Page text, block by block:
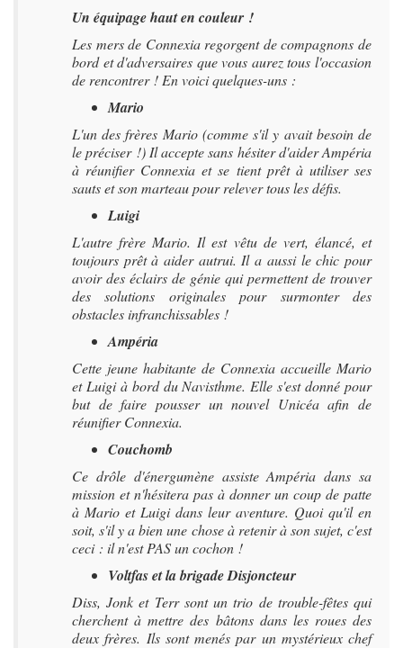
Un équipage haut en couleur !
Les mers de Connexia regorgent de compagnons de
bord et d'adversaires que vous aurez tous l'occasion
de rencontrer ! En voici quelques-uns :
Mario
L'un des frères Mario (comme s'il y avait besoin de
le préciser !) Il accepte sans hésiter d'aider Ampéria
à réunifier Connexia et se tient prêt à utiliser ses
sauts et son marteau pour relever tous les défis.
Luigi
L'autre frère Mario. Il est vêtu de vert, élancé, et
toujours prêt à aider autrui. Il a aussi le chic pour
avoir des éclairs de génie qui permettent de trouver
des solutions originales pour surmonter des
obstacles infranchissables !
Ampéria
Cette jeune habitante de Connexia accueille Mario
et Luigi à bord du Navisthme. Elle s'est donné pour
but de faire pousser un nouvel Unicéa afin de
réunifier Connexia.
Couchomb
Ce drôle d'énergumène assiste Ampéria dans sa
mission et n'hésitera pas à donner un coup de patte
à Mario et Luigi dans leur aventure. Quoi qu'il en
soit, s'il y a bien une chose à retenir à son sujet, c'est
ceci : il n'est PAS un cochon !
Voltfas et la brigade Disjoncteur
Diss, Jonk et Terr sont un trio de trouble-fêtes qui
cherchent à mettre des bâtons dans les roues des
deux frères. Ils sont menés par un mystérieux chef